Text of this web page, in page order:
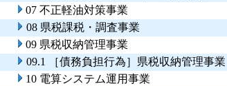
07 不正軽油対策事業
08 県税課税・調査事業
09 県税収納管理事業
09.1 ［債務負担行為］県税収納管理事業
10 電算システム運用事業